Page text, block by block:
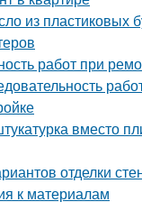
из пластиковых
работ при
вместо
отделки
к материалам